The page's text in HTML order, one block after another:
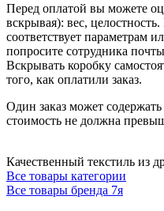
Перед оплатой вы можете
вскрывая): вес,
соответствует параметрам
попросите сотрудника
Вскрывать коробку
того, как оплатили заказ.
Один заказ может
стоимость не должна
Качественный текстиль из
Все товары категории
Все товары бренда 7я